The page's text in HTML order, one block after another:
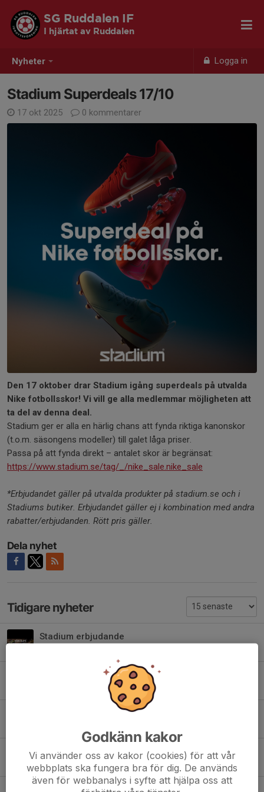
Nyheter Logga in
SG Ruddalen IF
I hjärtat av Ruddalen
Stadium Superdeals 17/10
17 okt 2025 0 kommentarer
Den 17 oktober drar Stadium igång superdeals på utvalda
Nike fotbollsskor! Vi vill ge alla medlemmar möjligheten att
ta del av denna deal.
Stadium ger er alla en härlig chans att fynda riktiga kanonskor
(t.o.m. säsongens modeller) till galet låga priser.
Passa på att fynda direkt – antalet skor är begränsat:
https://www.stadium.se/tag/_/nike_sale.nike_sale
*Erbjudandet gäller på utvalda produkter på stadium.se och i
Stadiums butiker. Erbjudandet gäller ej i kombination med andra
rabatter/erbjudanden. Rött pris gäller.
Dela nyhet
Tidigare nyheter
Stadium erbjudande
Halvtid för SG Ruddalen 2026
0
Sammandrag 30-31/5
Uppdatering från styrelsen
12 maj, 23:08
Sportlotten
Godkänn kakor
Vi använder oss av kakor (cookies) för att vår
webbplats ska fungera bra för dig. De används
även för webbanalys i syfte att hjälpa oss att